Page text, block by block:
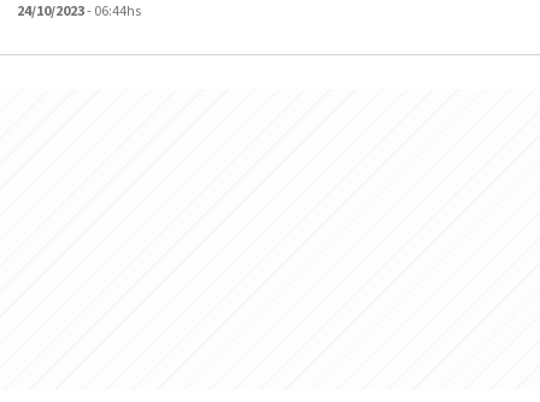
24/10/2023- 06:44hs